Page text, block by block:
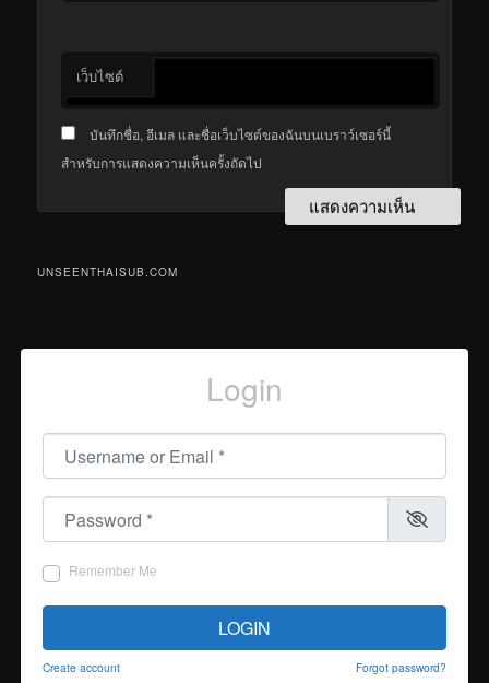
เว็บไซต์
บันทึกชื่อ, อีเมล และชื่อเว็บไซต์ของฉันบนเบราว์เซอร์นี้
สำหรับการแสดงความเห็นครั้งถัดไป
UNSEENTHAISUB.COM
Login
Username or Email
Password
Remember Me
LOGIN
Create account Forgot password?